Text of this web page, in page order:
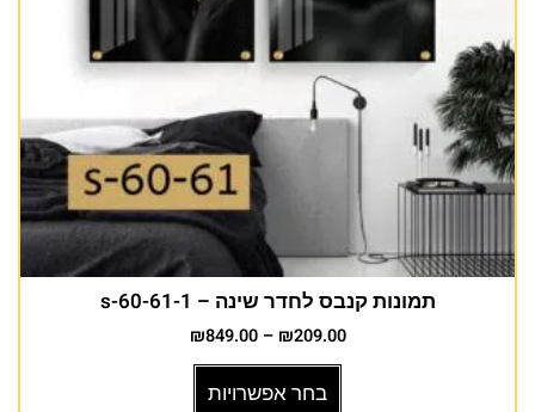
תמונות קנבס לחדר שינה – s-60-61-1
₪209.00
–
₪849.00
בחר אפשרויות